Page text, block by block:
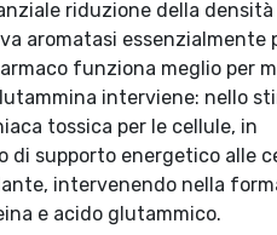
riduzione della densità
aromatasi essenzialmente
funziona meglio per
interviene: nello
tossica per le cellule, in
di supporto energetico alle
intervenendo nella
e acido glutammico.